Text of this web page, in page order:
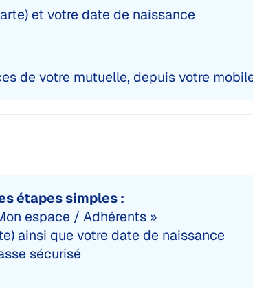
et votre date de naissance
de votre mutuelle, depuis votre
étapes simples :
espace / Adhérents »
ainsi que votre date de naissance
sécurisé